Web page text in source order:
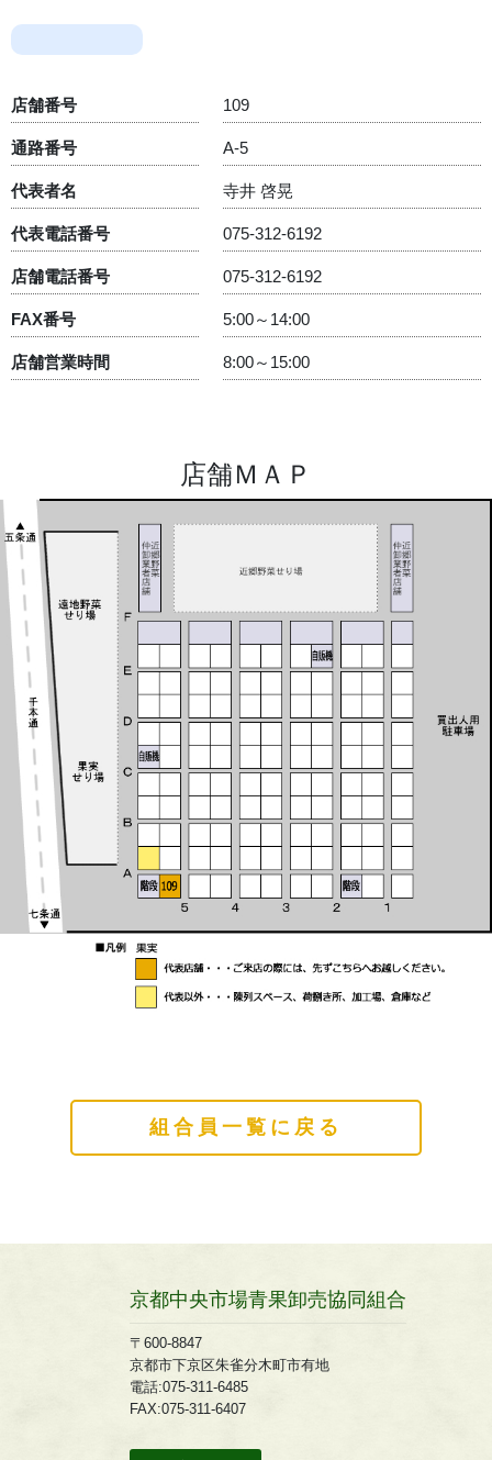
店舗番号 109
通路番号 A-5
代表者名 寺井 啓晃
代表電話番号 075-312-6192
店舗電話番号 075-312-6192
FAX番号 5:00～14:00
店舗営業時間 8:00～15:00
店舗ＭＡＰ
組合員一覧に戻る
京都中央市場青果卸売協同組合
〒600-8847
京都市下京区朱雀分木町市有地
電話:075-311-6485
FAX:075-311-6407